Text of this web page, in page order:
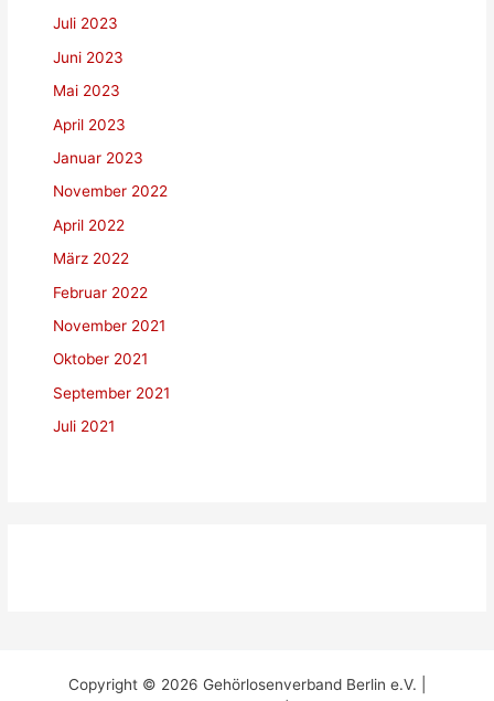
Juli 2023
Juni 2023
Mai 2023
April 2023
Januar 2023
November 2022
April 2022
März 2022
Februar 2022
November 2021
Oktober 2021
September 2021
Juli 2021
Copyright © 2026 Gehörlosenverband Berlin e.V. |